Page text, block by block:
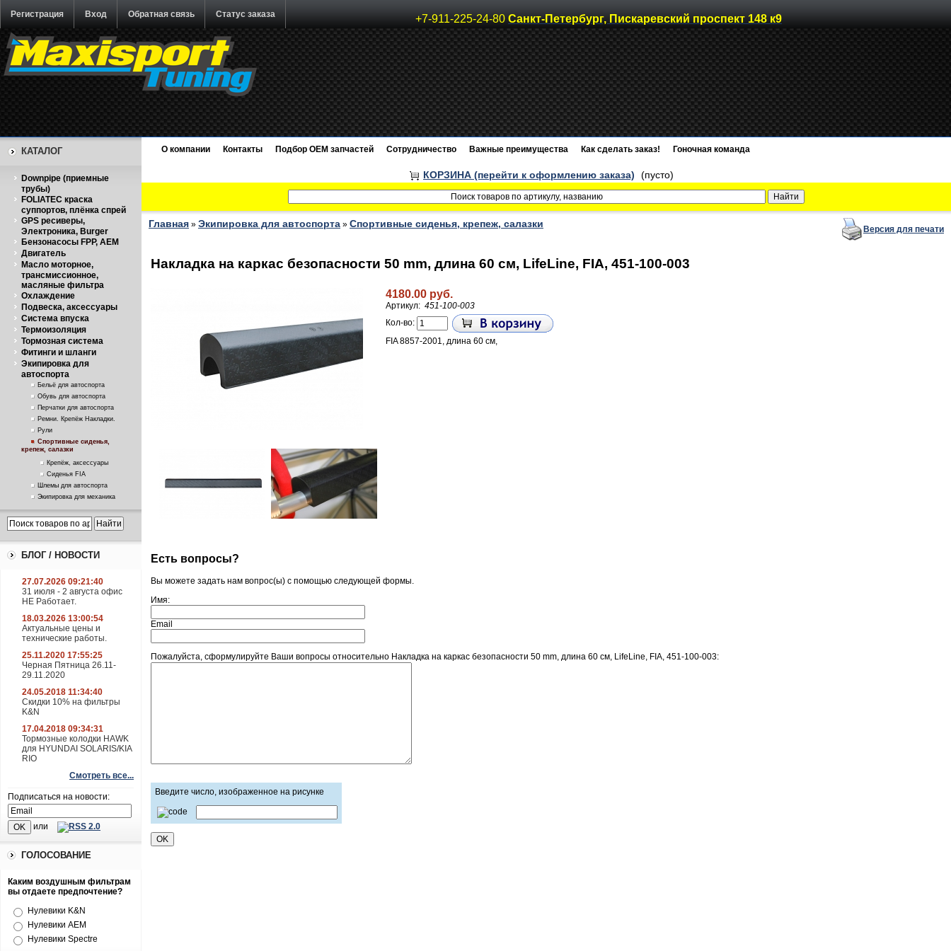
Регистрация Вход Обратная связь Статус заказа +7-911-225-24-80 Санкт-Петербург, Пискаревский проспект 148 к9
КАТАЛОГ
Downpipe (приемные
трубы)
FOLIATEC краска
суппортов, плёнка спрей
GPS ресиверы,
Электроника, Burger
Бензонасосы FPP, AEM
Двигатель
Масло моторное,
трансмиссионное,
масляные фильтра
Охлаждение
Подвеска, аксессуары
Система впуска
Термоизоляция
Тормозная система
Фитинги и шланги
Экипировка для
автоспорта
Бельё для автоспорта
Обувь для автоспорта
Перчатки для автоспорта
Ремни. Крепёж Накладки.
Рули
Спортивные сиденья,
крепеж, салазки
Крепёж, аксессуары
Сиденья FIA
Шлемы для автоспорта
Экипировка для механика
БЛОГ / НОВОСТИ
27.07.2026 09:21:40
31 июля - 2 августа офис
НЕ Работает.
18.03.2026 13:00:54
Актуальные цены и
технические работы.
25.11.2020 17:55:25
Черная Пятница 26.11-
29.11.2020
24.05.2018 11:34:40
Скидки 10% на фильтры
K&N
17.04.2018 09:34:31
Тормозные колодки HAWK
для HYUNDAI SOLARIS/KIA
RIO
Смотреть все...
Подписаться на новости:
или
ГОЛОСОВАНИЕ
Каким воздушным фильтрам
вы отдаете предпочтение?
Нулевики K&N
Нулевики AEM
Нулевики Spectre
О компании Контакты Подбор OEM запчастей Сотрудничество Важные преимущества Как сделать заказ! Гоночная команда
КОРЗИНА (перейти к оформлению заказа) (пусто)
Главная » Экипировка для автоспорта » Спортивные сиденья, крепеж, салазки Версия для печати
Накладка на каркас безопасности 50 mm, длина 60 см, LifeLine, FIA, 451-100-003
4180.00 руб.
Артикул: 451-100-003
Кол-во:
FIA 8857-2001, длина 60 см,
Есть вопросы?
Вы можете задать нам вопрос(ы) с помощью следующей формы.
Имя:
Email
Пожалуйста, сформулируйте Ваши вопросы относительно Накладка на каркас безопасности 50 mm, длина 60 см, LifeLine, FIA, 451-100-003:
Введите число, изображенное на рисунке